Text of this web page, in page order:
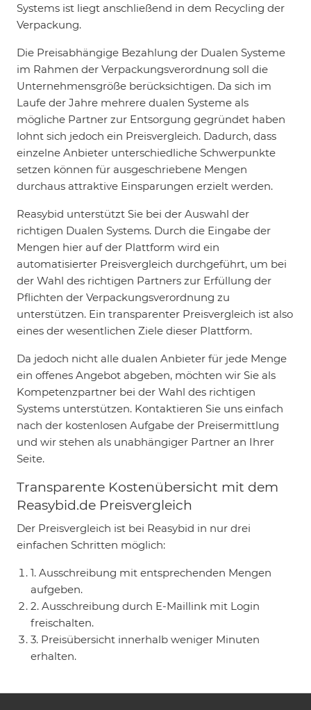
Systems ist liegt anschließend in dem Recycling der
Verpackung.
Die Preisabhängige Bezahlung der Dualen Systeme
im Rahmen der Verpackungsverordnung soll die
Unternehmensgröße berücksichtigen. Da sich im
Laufe der Jahre mehrere dualen Systeme als
mögliche Partner zur Entsorgung gegründet haben
lohnt sich jedoch ein Preisvergleich. Dadurch, dass
einzelne Anbieter unterschiedliche Schwerpunkte
setzen können für ausgeschriebene Mengen
durchaus attraktive Einsparungen erzielt werden.
Reasybid unterstützt Sie bei der Auswahl der
richtigen Dualen Systems. Durch die Eingabe der
Mengen hier auf der Plattform wird ein
automatisierter Preisvergleich durchgeführt, um bei
der Wahl des richtigen Partners zur Erfüllung der
Pflichten der Verpackungsverordnung zu
unterstützen. Ein transparenter Preisvergleich ist also
eines der wesentlichen Ziele dieser Plattform.
Da jedoch nicht alle dualen Anbieter für jede Menge
ein offenes Angebot abgeben, möchten wir Sie als
Kompetenzpartner bei der Wahl des richtigen
Systems unterstützen. Kontaktieren Sie uns einfach
nach der kostenlosen Aufgabe der Preisermittlung
und wir stehen als unabhängiger Partner an Ihrer
Seite.
Transparente Kostenübersicht mit dem
Reasybid.de Preisvergleich
Der Preisvergleich ist bei Reasybid in nur drei
einfachen Schritten möglich:
1. Ausschreibung mit entsprechenden Mengen
aufgeben.
2. Ausschreibung durch E-Maillink mit Login
freischalten.
3. Preisübersicht innerhalb weniger Minuten
erhalten.